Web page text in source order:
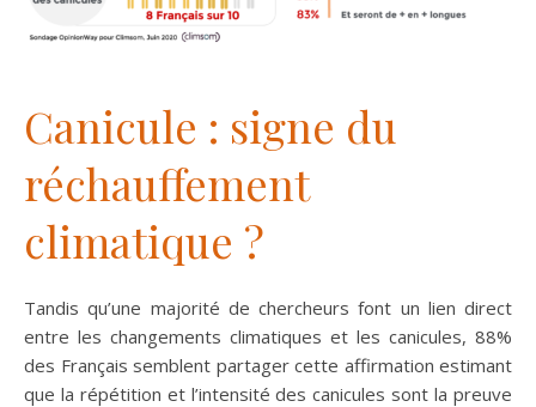
Canicule : signe du
réchauffement
climatique ?
Tandis qu’une majorité de chercheurs font un lien direct
entre les changements climatiques et les canicules, 88%
des Français semblent partager cette affirmation estimant
que la répétition et l’intensité des canicules sont la preuve